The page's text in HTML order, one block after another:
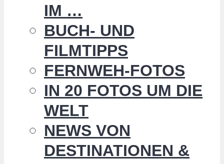
IM …
BUCH- UND
FILMTIPPS
FERNWEH-FOTOS
IN 20 FOTOS UM DIE
WELT
NEWS VON
DESTINATIONEN &